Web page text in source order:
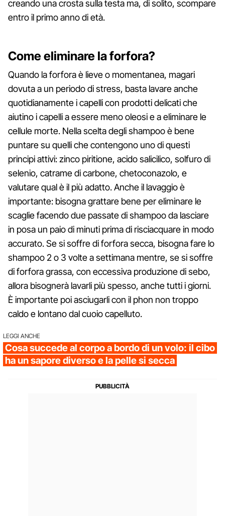
creando una crosta sulla testa ma, di solito, scompare
entro il primo anno di età.
Come eliminare la forfora?
Quando la forfora è lieve o momentanea, magari
dovuta a un periodo di stress, basta lavare anche
quotidianamente i capelli con prodotti delicati che
aiutino i capelli a essere meno oleosi e a eliminare le
cellule morte. Nella scelta degli shampoo è bene
puntare su quelli che contengono uno di questi
principi attivi: zinco piritione, acido salicilico, solfuro di
selenio, catrame di carbone, chetoconazolo, e
valutare qual è il più adatto. Anche il lavaggio è
importante: bisogna grattare bene per eliminare le
scaglie facendo due passate di shampoo da lasciare
in posa un paio di minuti prima di risciacquare in modo
accurato. Se si soffre di forfora secca, bisogna fare lo
shampoo 2 o 3 volte a settimana mentre, se si soffre
di forfora grassa, con eccessiva produzione di sebo,
allora bisognerà lavarli più spesso, anche tutti i giorni.
È importante poi asciugarli con il phon non troppo
caldo e lontano dal cuoio capelluto.
LEGGI ANCHE
Cosa succede al corpo a bordo di un volo: il cibo
ha un sapore diverso e la pelle si secca